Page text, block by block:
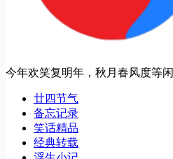
今年欢笑复明年，秋月春风度等闲
廿四节气
备忘记录
笑话精品
经典转载